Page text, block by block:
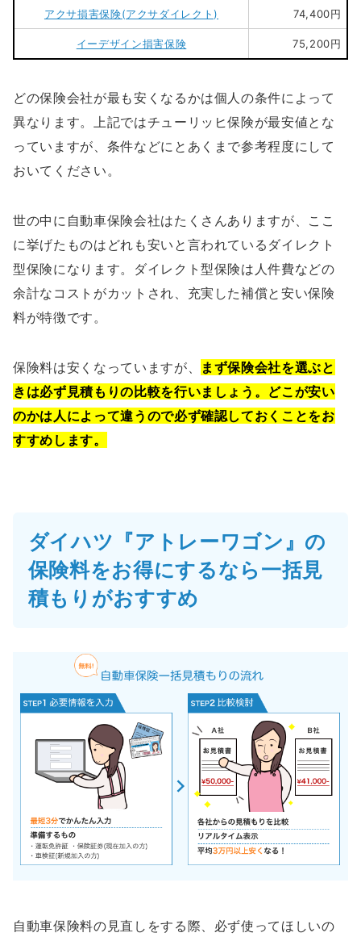
アクサ損害保険(アクサダイレクト) 74,400円
イーデザイン損害保険 75,200円
どの保険会社が最も安くなるかは個人の条件によって
異なります。上記ではチューリッヒ保険が最安値とな
っていますが、条件などにとあくまで参考程度にして
おいてください。
世の中に自動車保険会社はたくさんありますが、ここ
に挙げたものはどれも安いと言われているダイレクト
型保険になります。ダイレクト型保険は人件費などの
余計なコストがカットされ、充実した補償と安い保険
料が特徴です。
保険料は安くなっていますが、
まず保険会社を選ぶと
きは必ず見積もりの比較を行いましょう。どこが安い
のかは人によって違うので必ず確認しておくことをお
すすめします。
ダイハツ『アトレーワゴン』の
保険料をお得にするなら一括見
積もりがおすすめ
自動車保険料の見直しをする際、必ず使ってほしいの